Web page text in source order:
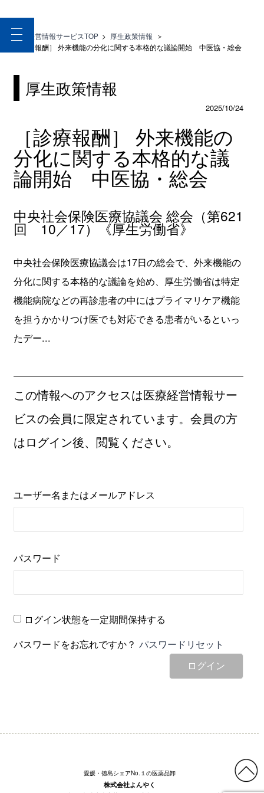
toggle
navigation
医療経営情報サービスTOP > 厚生政策情報 ＞
［診療報酬］ 外来機能の分化に関する本格的な議論開始 中医協・総会
厚生政策情報
2025/10/24
［診療報酬］ 外来機能の
分化に関する本格的な議
論開始 中医協・総会
中央社会保険医療協議会 総会（第621
回 10／17）《厚生労働省》
中央社会保険医療協議会は17日の総会で、外来機能の
分化に関する本格的な議論を始め、厚生労働省は特定
機能病院などの再診患者の中にはプライマリケア機能
を担うかかりつけ医でも対応できる患者がいるといっ
たデー...
この情報へのアクセスは医療経営情報サー
ビスの会員に限定されています。会員の方
はログイン後、閲覧ください。
ユーザー名またはメールアドレス
パスワード
ログイン状態を一定期間保持する
パスワードをお忘れですか？パスワードリセット
ログイン
愛媛・徳島シェアNo.１の医薬品卸
株式会社よんやく